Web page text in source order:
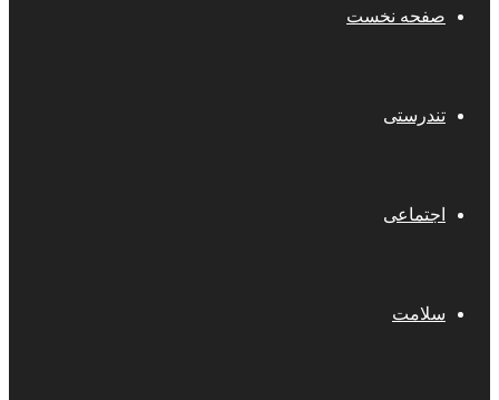
صفحه نخست
تندرستی
اجتماعی
سلامت